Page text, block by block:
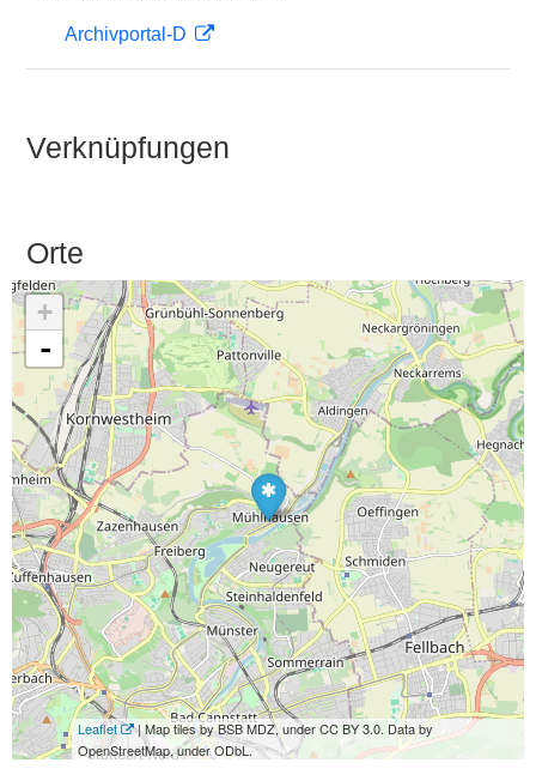
Archivportal-D
Verknüpfungen
Orte
+
-
Leaflet
| Map tiles by BSB MDZ, under CC BY 3.0. Data by
OpenStreetMap, under ODbL.